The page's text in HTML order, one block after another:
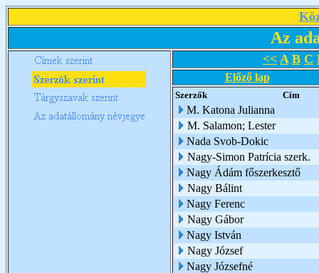
Az
<< A B C
Előző lap
Szerzők Cím
M. Katona Julianna
M. Salamon; Lester
Nada Svob-Dokic
Nagy-Simon Patrícia szerk.
Nagy Ádám főszerkesztő
Nagy Bálint
Nagy Ferenc
Nagy Gábor
Nagy István
Nagy József
Nagy Józsefné